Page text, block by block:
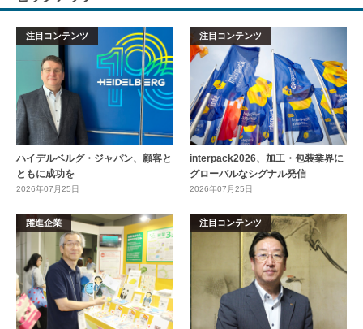
注目コンテンツ
ハイデルベルグ・ジャパン、顧客と
ともに成功を
2026年07月25日
注目コンテンツ
interpack2026、加工・包装業界に
グローバルなシグナル発信
2026年07月25日
躍進企業 注目コンテンツ